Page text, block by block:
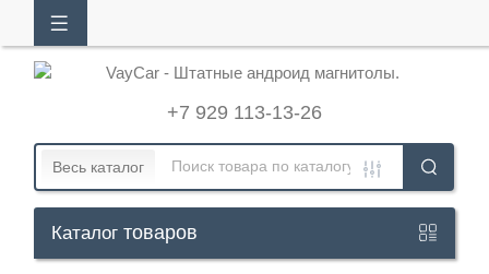
ТОВАРОВ
+7 929 113-13-26
Весь каталог
Каталог товаров